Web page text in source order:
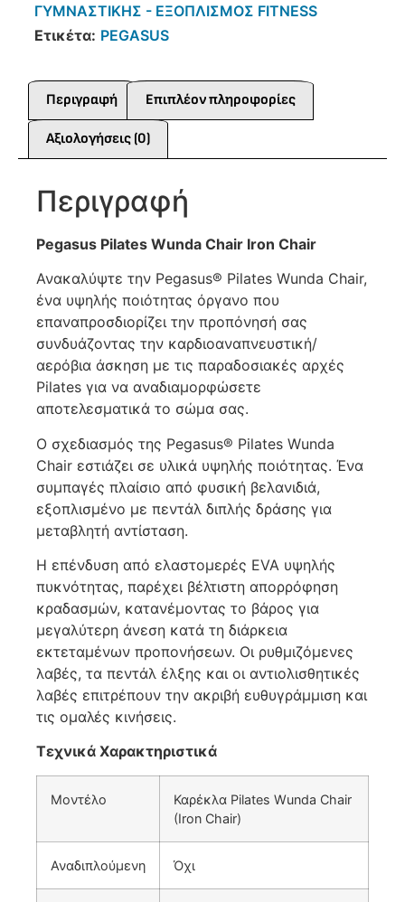
ΓΥΜΝΑΣΤΙΚΗΣ - ΕΞΟΠΛΙΣΜΟΣ FITNESS
Ετικέτα: PEGASUS
Περιγραφή Επιπλέον πληροφορίες
Αξιολογήσεις (0)
Περιγραφή
Pegasus Pilates Wunda Chair Iron Chair
Ανακαλύψτε την Pegasus® Pilates Wunda Chair,
ένα υψηλής ποιότητας όργανο που
επαναπροσδιορίζει την προπόνησή σας
συνδυάζοντας την καρδιοαναπνευστική/
αερόβια άσκηση με τις παραδοσιακές αρχές
Pilates για να αναδιαμορφώσετε
αποτελεσματικά το σώμα σας.
Ο σχεδιασμός της Pegasus® Pilates Wunda
Chair εστιάζει σε υλικά υψηλής ποιότητας. Ένα
συμπαγές πλαίσιο από φυσική βελανιδιά,
εξοπλισμένο με πεντάλ διπλής δράσης για
μεταβλητή αντίσταση.
Η επένδυση από ελαστομερές EVA υψηλής
πυκνότητας, παρέχει βέλτιστη απορρόφηση
κραδασμών, κατανέμοντας το βάρος για
μεγαλύτερη άνεση κατά τη διάρκεια
εκτεταμένων προπονήσεων. Οι ρυθμιζόμενες
λαβές, τα πεντάλ έλξης και οι αντιολισθητικές
λαβές επιτρέπουν την ακριβή ευθυγράμμιση και
τις ομαλές κινήσεις.
Τεχνικά Χαρακτηριστικά
Μοντέλο
Καρέκλα Pilates Wunda Chair
(Iron Chair)
Αναδιπλούμενη Όχι